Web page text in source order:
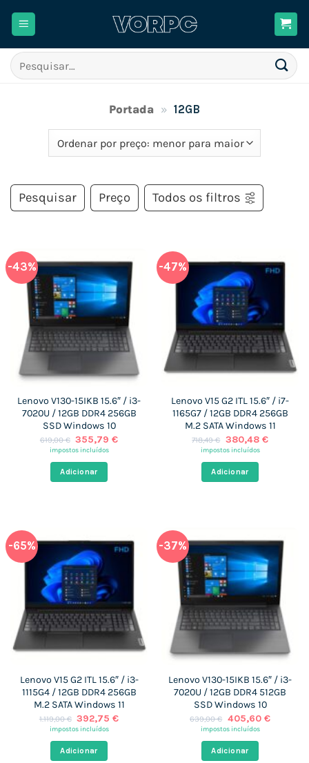
Pesquisar
por:
Portada » 12GB
Pesquisar Preço Todos os filtros
-43%
Lenovo V130-15IKB 15.6″ / i3-
7020U / 12GB DDR4 256GB
SSD Windows 10
619,00€ O
preço
era:
619,00 €.
355,79€O
impostos incluídos
Adicionar
-47%
Lenovo V15 G2 ITL 15.6″ / i7-
1165G7 / 12GB DDR4 256GB
M.2 SATA Windows 11
718,49€ O
preço
era:
718,49 €.
380,48 €O
impostos incluídos
Adicionar
-65%
Lenovo V15 G2 ITL 15.6″ / i3-
1115G4 / 12GB DDR4 256GB
M.2 SATA Windows 11
1.119,00€ O
preço
era:
1.119,00 €.
392,75€O
impostos incluídos
Adicionar
-37%
Lenovo V130-15IKB 15.6″ / i3-
7020U / 12GB DDR4 512GB
SSD Windows 10
639,00€ O
preço
era:
639,00 €.
405,60 €O
impostos incluídos
Adicionar